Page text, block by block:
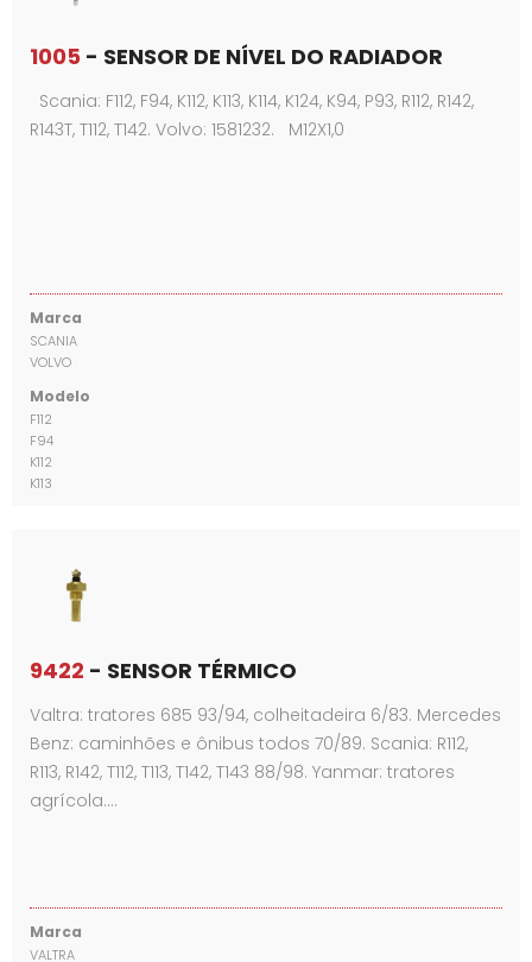
1005 - SENSOR DE NÍVEL DO RADIADOR
Scania: F112, F94, K112, K113, K114, K124, K94, P93, R112, R142,
R143T, T112, T142. Volvo: 1581232. M12X1,0
Marca
SCANIA
VOLVO
Modelo
F112
F94
K112
K113
9422 - SENSOR TÉRMICO
Valtra: tratores 685 93/94, colheitadeira 6/83. Mercedes
Benz: caminhões e ônibus todos 70/89. Scania: R112,
R113, R142, T112, T113, T142, T143 88/98. Yanmar: tratores
agrícola.…
Marca
VALTRA